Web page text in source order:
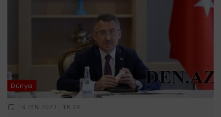
Dünya
19 IYN 2023 | 16:28